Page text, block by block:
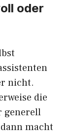
oder
nicht.
die
generell
macht